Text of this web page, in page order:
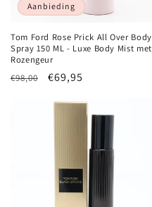
Aanbieding
Tom Ford Rose Prick All Over Body
Spray 150 ML - Luxe Body Mist met
Rozengeur
Normale
€98,00 Aanbiedingsprijs
€69,95